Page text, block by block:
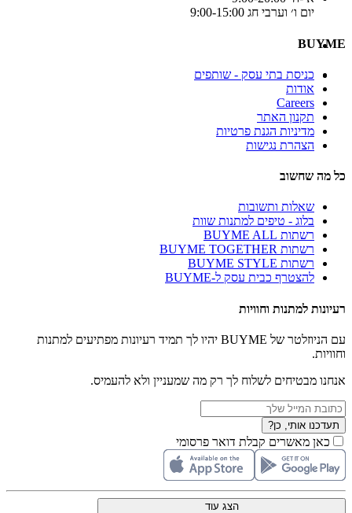
יום ו׳ וערבי חג 9:00-15:00
BUYME
כניסת בתי עסק - שותפים
אודות
Careers
תקנון האתר
מדיניות הגנת פרטיות
הצהרת נגישות
כל מה שחשוב
שאלות ותשובות
בלוג - טיפים למתנות שוות
רשתות BUYME ALL
רשתות BUYME TOGETHER
רשתות BUYME STYLE
להצטרף כבית עסק ל-BUYME
רעיונות למתנות וחוויות
עם הניוזלטר של BUYME יהיו לך תמיד רעיונות מפתיעים למתנות
וחוויות.
אנחנו מבטיחים לשלוח לך רק מה שמעניין ולא להעמיס.
תעדכנו אותי, כן?
כאן מאשרים קבלת דואר פרסומי
הצג עוד